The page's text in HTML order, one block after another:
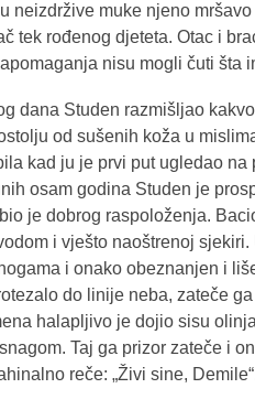
neizdržive muke njeno
tek rođenog djeteta. Otac i
nisu mogli čuti šta
dana Studen razmišljao
od sušenih koža u
kad ju je prvi put ugledao
osam godina Studen je
je dobrog raspoloženja.
i vješto naoštrenoj
i onako obeznanjen i
do linije neba, zateče
halapljivo je dojio sisu
Taj ga prizor zateče i
reče: „Živi sine,